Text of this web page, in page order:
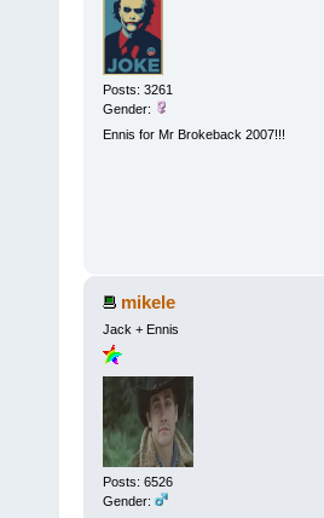
Posts: 3261
Gender:
Ennis for Mr Brokeback 2007!!!
mikele
Jack + Ennis
Posts: 6526
Gender: